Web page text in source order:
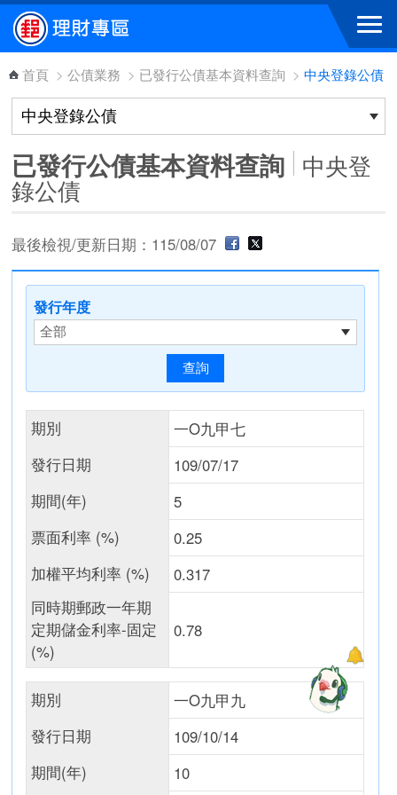
跳到主要內容區塊
首頁 > 公債業務 > 已發行公債基本資料查詢 > 中央登錄公債
已發行公債基本資料查詢 中央登
錄公債
最後檢視/更新日期：115/08/07
發行年度
期別
一O九甲七
發行日期
109/07/17
期間(年)
5
票面利率 (%)
0.25
加權平均利率 (%)
0.317
同時期郵政一年期
定期儲金利率-固定
(%)
0.78
期別
一O九甲九
發行日期
109/10/14
期間(年)
10